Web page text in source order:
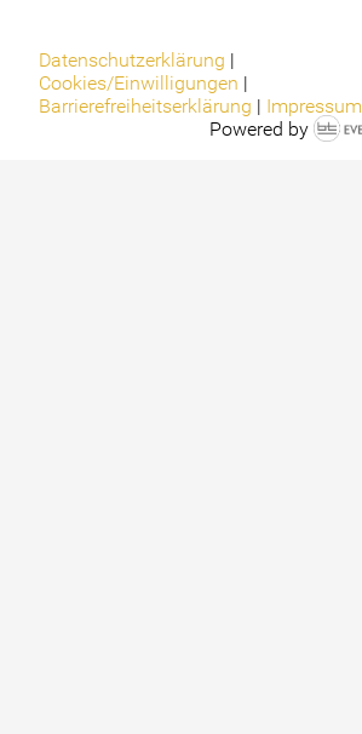
Datenschutzerklärung |
Cookies/Einwilligungen |
Barrierefreiheitserklärung | Impressum
Powered by